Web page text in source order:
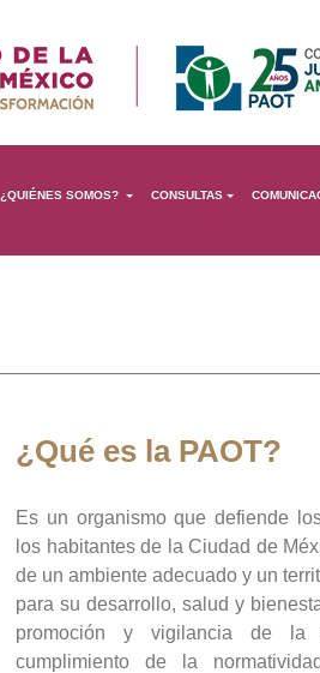
¿QUIÉNES SOMOS? CONSULTAS
¿Qué es la PAOT?
Es un organismo que defiende
los habitantes de la Ciudad de
de un ambiente adecuado y un
para su desarrollo, salud y
promoción y vigilancia de la
cumplimiento de la